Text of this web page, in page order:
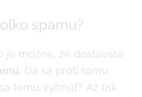
spamu?
je možné, že dostávate
. Dá sa proti tomu
tomu vyhnúť? Až tak